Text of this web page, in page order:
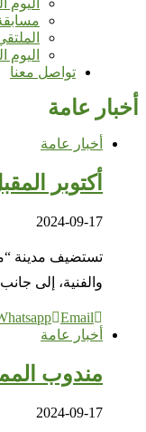
اليوم
اليوم
تواصل معنا
أخبار عامة
أخبار عامة
أكتوبر
2024-09-17
تستضيف مدينة
والفنية، إلى
Email
أخبار عامة
مندوب
2024-09-17